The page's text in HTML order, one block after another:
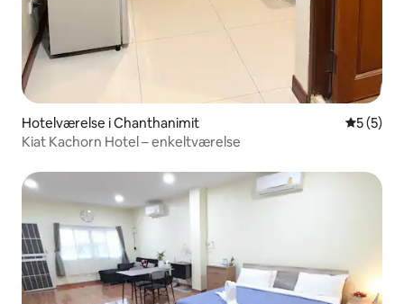
Hotelværelse i Chanthanimit 5 ud af 5
5 (5)
Kiat Kachorn Hotel – enkeltværelse